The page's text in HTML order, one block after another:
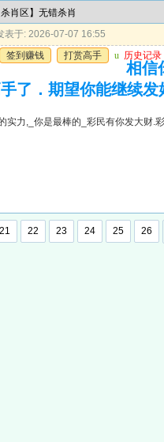
肖区】无错杀肖
表于: 2026-07-07 16:55
签到赚钱
打赏高手 u 历史记录
相信
了．期望你能继续发
实力,_你是最棒的_彩民有你发大财.
21 22 23 24 25 26